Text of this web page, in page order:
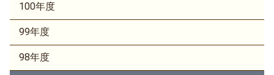
100年度
99年度
98年度